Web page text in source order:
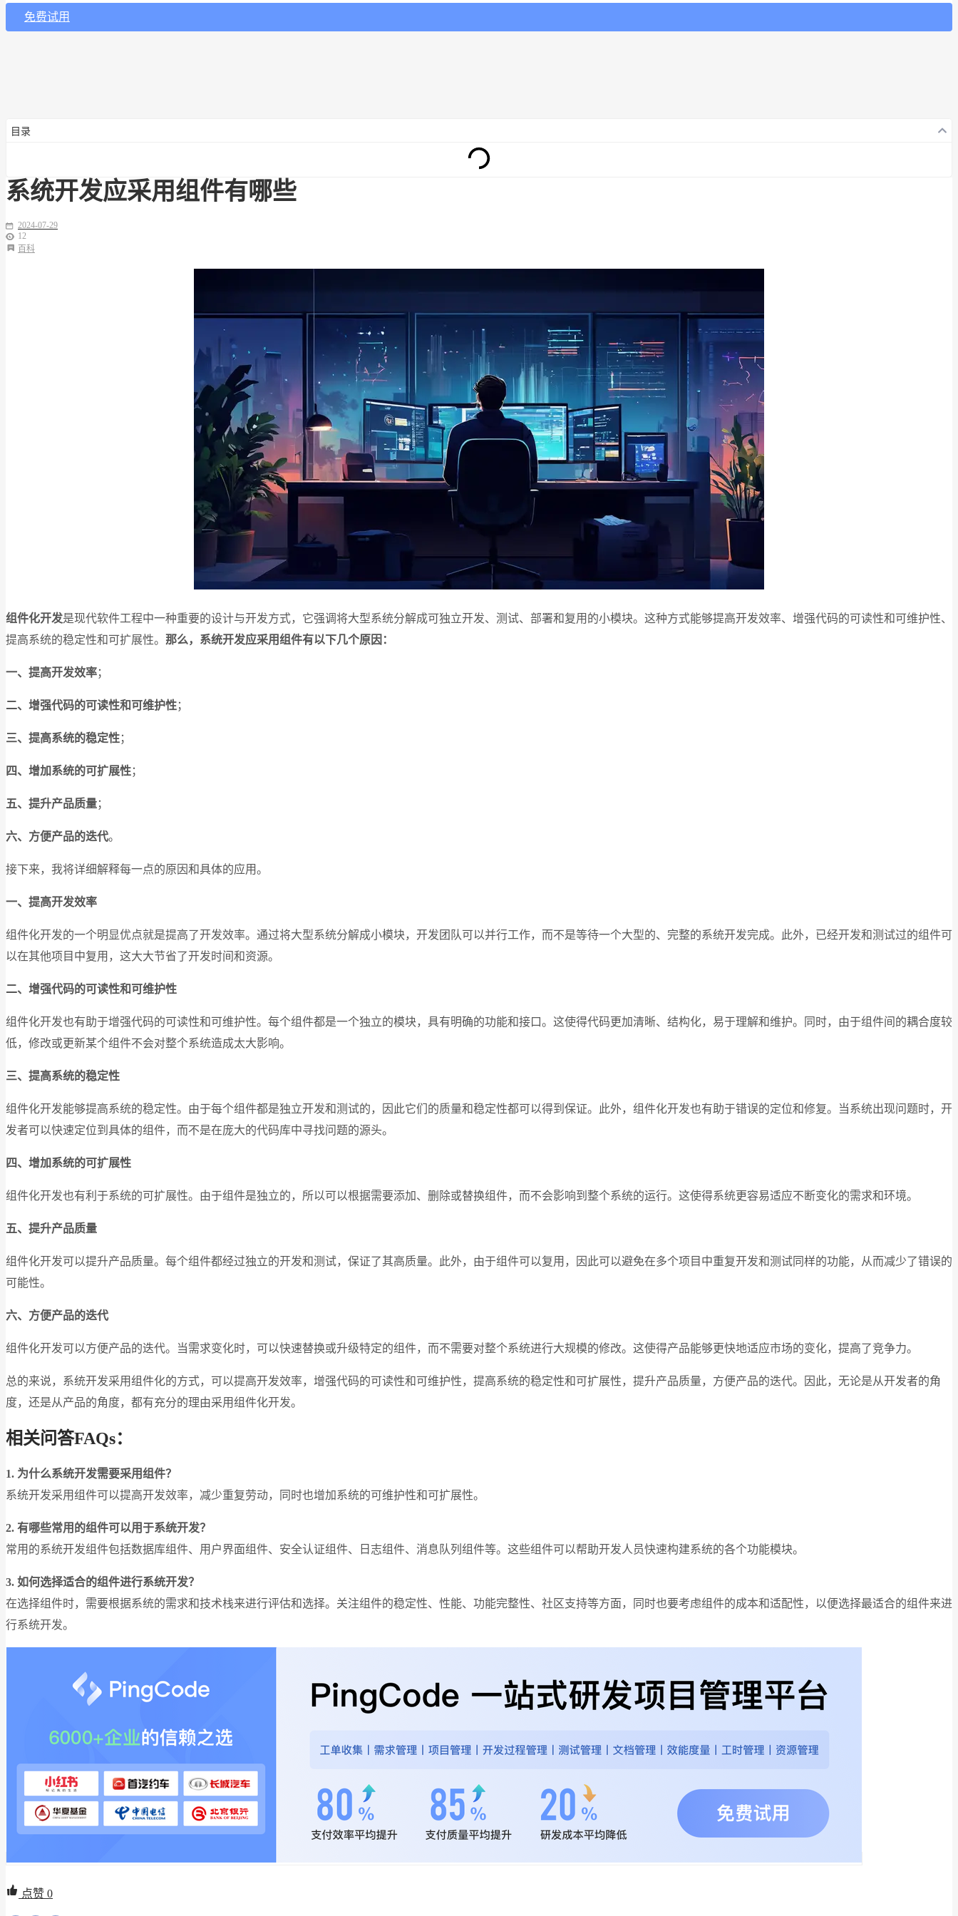
免费试用
目录
系统开发应采用组件有哪些
2024-07-29
12
百科
组件化开发是现代软件工程中一种重要的设计与开发方式，它强调将大型系统分解成可独立开发、测试、部署和复用的小模块。这种方式能够提高开发效率、增强代码的可读性和可维护性、
提高系统的稳定性和可扩展性。 那么，系统开发应采用组件有以下几个原因：
一、提高开发效率；
二、增强代码的可读性和可维护性；
三、提高系统的稳定性；
四、增加系统的可扩展性；
五、提升产品质量；
六、方便产品的迭代。
接下来，我将详细解释每一点的原因和具体的应用。
一、提高开发效率
组件化开发的一个明显优点就是提高了开发效率。通过将大型系统分解成小模块，开发团队可以并行工作，而不是等待一个大型的、完整的系统开发完成。此外，已经开发和测试过的组件可
以在其他项目中复用，这大大节省了开发时间和资源。
二、增强代码的可读性和可维护性
组件化开发也有助于增强代码的可读性和可维护性。每个组件都是一个独立的模块，具有明确的功能和接口。这使得代码更加清晰、结构化，易于理解和维护。同时，由于组件间的耦合度较
低，修改或更新某个组件不会对整个系统造成太大影响。
三、提高系统的稳定性
组件化开发能够提高系统的稳定性。由于每个组件都是独立开发和测试的，因此它们的质量和稳定性都可以得到保证。此外，组件化开发也有助于错误的定位和修复。当系统出现问题时，开
发者可以快速定位到具体的组件，而不是在庞大的代码库中寻找问题的源头。
四、增加系统的可扩展性
组件化开发也有利于系统的可扩展性。由于组件是独立的，所以可以根据需要添加、删除或替换组件，而不会影响到整个系统的运行。这使得系统更容易适应不断变化的需求和环境。
五、提升产品质量
组件化开发可以提升产品质量。每个组件都经过独立的开发和测试，保证了其高质量。此外，由于组件可以复用，因此可以避免在多个项目中重复开发和测试同样的功能，从而减少了错误的
可能性。
六、方便产品的迭代
组件化开发可以方便产品的迭代。当需求变化时，可以快速替换或升级特定的组件，而不需要对整个系统进行大规模的修改。这使得产品能够更快地适应市场的变化，提高了竞争力。
总的来说，系统开发采用组件化的方式，可以提高开发效率，增强代码的可读性和可维护性，提高系统的稳定性和可扩展性，提升产品质量，方便产品的迭代。因此，无论是从开发者的角
度，还是从产品的角度，都有充分的理由采用组件化开发。
相关问答FAQs：
1. 为什么系统开发需要采用组件？
系统开发采用组件可以提高开发效率，减少重复劳动，同时也增加系统的可维护性和可扩展性。
2. 有哪些常用的组件可以用于系统开发？
常用的系统开发组件包括数据库组件、用户界面组件、安全认证组件、日志组件、消息队列组件等。这些组件可以帮助开发人员快速构建系统的各个功能模块。
3. 如何选择适合的组件进行系统开发？
在选择组件时，需要根据系统的需求和技术栈来进行评估和选择。关注组件的稳定性、性能、功能完整性、社区支持等方面，同时也要考虑组件的成本和适配性，以便选择最适合的组件来进
行系统开发。
点赞 0